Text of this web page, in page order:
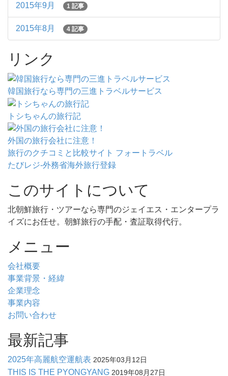
2015年9月 1 記事
2015年8月 4 記事
リンク
韓国旅行なら専門の三進トラベルサービス
トシちゃんの旅行記
外国の旅行会社に注意！
旅行のクチコミと比較サイト フォートラベル
たびレジ-外務省海外旅行登録
このサイトについて
北朝鮮旅行・ツアーなら専門のジェイエス・エンタープラ
イズにお任せ。朝鮮旅行の手配・査証取得代行。
メニュー
会社概要
事業背景・経緯
企業理念
事業内容
お問い合わせ
最新記事
2025年高麗航空運航表 2025年03月12日
THIS IS THE PYONGYANG 2019年08月27日